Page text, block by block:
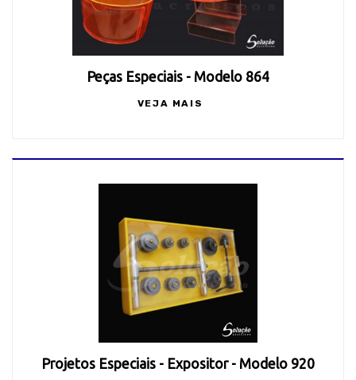
Peças Especiais - Modelo 864
VEJA MAIS
Projetos Especiais - Expositor - Modelo 920